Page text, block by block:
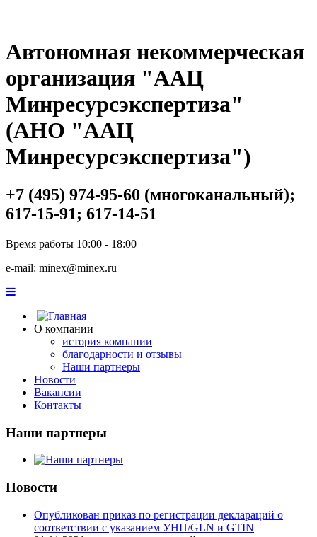
Автономная некоммерческая
организация "ААЦ
Минресурсэкспертиза"
(АНО "ААЦ
Минресурсэкспертиза")
+7 (495) 974-95-60 (многоканальный);
617-15-91; 617-14-51
Время работы 10:00 - 18:00
e-mail: minex@minex.ru
О компании
история компании
благодарности и отзывы
Наши партнеры
Новости
Вакансии
Контакты
Наши партнеры
Новости
Опубликован приказ по регистрации деклараций о
соответствии с указанием УНП/GLN и GTIN